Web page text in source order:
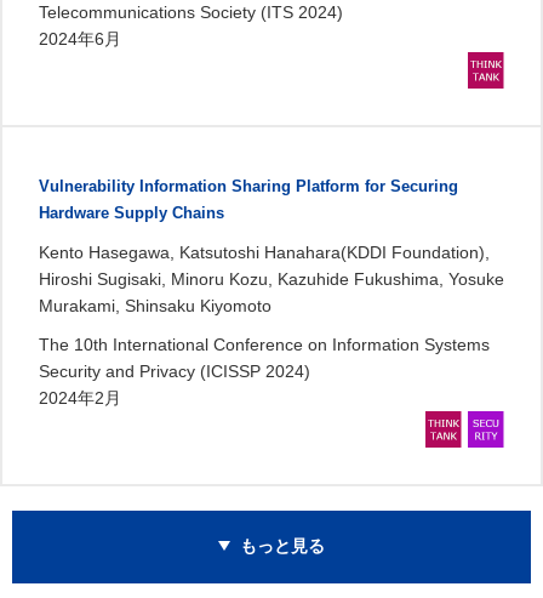
Telecommunications Society (ITS 2024)
2024年6月
Vulnerability Information Sharing Platform for Securing
Hardware Supply Chains
Kento Hasegawa, Katsutoshi Hanahara(KDDI Foundation),
Hiroshi Sugisaki, Minoru Kozu, Kazuhide Fukushima, Yosuke
Murakami, Shinsaku Kiyomoto
The 10th International Conference on Information Systems
Security and Privacy (ICISSP 2024)
2024年2月
もっと見る